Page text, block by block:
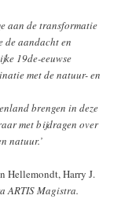
aan de transformatie
de aandacht en
19de-eeuwse
met de natuur- en
brengen in deze
met bijdragen over
natuur.’
Hellemondt, Harry J.
ARTIS Magistra.